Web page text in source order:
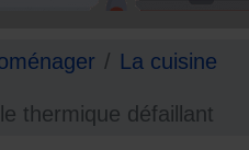
La cuisine
thermique défaillant